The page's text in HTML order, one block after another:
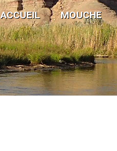
ACCUEIL MOUCHE